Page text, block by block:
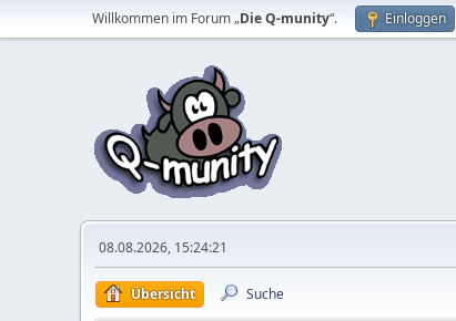
Willkommen im Forum „Die Q-munity“. Einloggen
08.08.2026, 15:24:21
Übersicht Suche